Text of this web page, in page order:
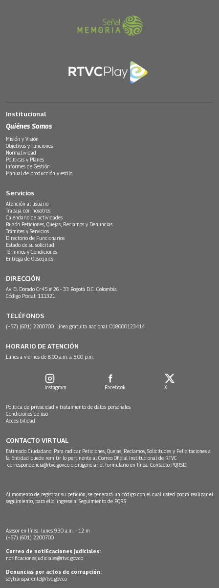
Institucional
Quiénes Somos
Misión y Visión
Objetivos y funciones
Normatividad
Políticas y Planes
Informes de Gestión
Manual de producción y estilo
Servicios
Atención al usuario
Trabaja con nosotros
Calendario de actividades
Buzón Peticiones, Quejas, Reclamos y Denuncias
Trámites y Servicios
Directorio de Funcionarios
Estado de su solicitud
Términos y Condiciones
Entrega de Obsequios
DIRECCIÓN
Av. El Dorado Cr.45 # 26 - 33 Bogotá D.C. Colombia.
Código Postal: 111321
TELÉFONOS
(+57) (601) 2200700. Línea gratuita nacional: 018000123414
HORARIO DE ATENCIÓN
Lunes a viernes de 8:00 a.m. a 5:00 p.m.
Instagram Facebook X
Política de privacidad y tratamiento de datos personales
Condiciones de uso
Accesibilidad
CONTACTO VIRTUAL
Estimado Ciudadano: Para radicar Peticiones, Quejas, Reclamos, Solicitudes y Felicitaciones a
la Entidad puede remitir lo pertinente al Correo Oficial Institucional de RTVC
correspondencia@rtvc.gov.co o diligenciar el formulario en línea: Contacto PQRSD.
Al momento de registrar su petición, se generará un código con el cual usted podrá realizar el
seguimiento, para ello, ingrese a: Seguimiento de PQRS
Asesor en línea: lunes 9:30 a.m. - 12 m
(+57) (601) 2200700
Correo de notificaciones judiciales:
notificacionesjudiciales@rtvc.gov.co
Denuncias por actos de corrupción:
soytransparente@rtvc.gov.co